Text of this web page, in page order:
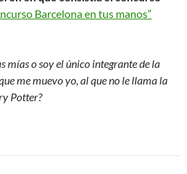
Barcelona en tus manos”
mías o soy el único integrante de la
me muevo yo, al que no le llama la
Potter?